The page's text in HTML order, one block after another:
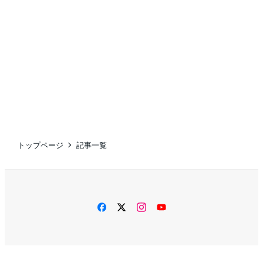
トップページ 記事一覧
facebooktwitterinstagram
YouTube